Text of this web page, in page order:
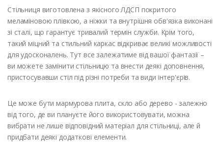
Стільниця виготовлена ​​з якісного ЛДСП покритого
меламіновою плівкою, а ніжки та внутрішня обв'язка виконані
зі сталі, що гарантує тривалий термін служби. Крім того,
такий міцний та стильний каркас відкриває великі можливості
для удосконалень. Тут все залежатиме від вашої фантазії –
ви можете замінити стільницю та внести деякі доповнення,
пристосувавши стіл під різні потреби та види інтер'єрів.
Це може бути мармурова плита, скло або дерево - залежно
від того, де ви плануєте його використовувати, можна
вибрати не лише відповідний матеріал для стільниці, але й
придбати деякі додаткові елементи.